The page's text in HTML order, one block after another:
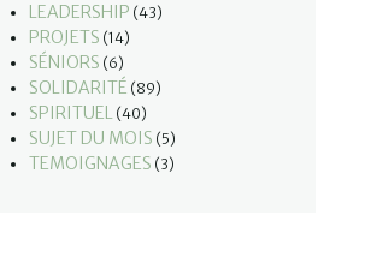
LEADERSHIP (43)
PROJETS (14)
SÉNIORS (6)
SOLIDARITÉ (89)
SPIRITUEL (40)
SUJET DU MOIS (5)
TEMOIGNAGES (3)